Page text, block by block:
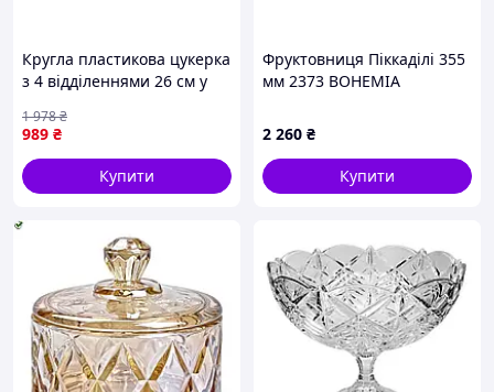
Кругла пластикова цукерка
з 4 відділеннями 26 см у
сервірування столу
HP48629G
989 ₴
1 978₴
Купити
Фруктовниця Піккаділі 355
мм 2373 BOHEMIA
2 260 ₴
Купити